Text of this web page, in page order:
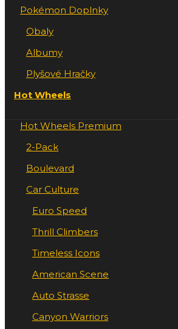
Pokémon Doplnky
Obaly
Albumy
Plyšové Hračky
Hot Wheels
Hot Wheels Premium
2-Pack
Boulevard
Car Culture
Euro Speed
Thrill Climbers
Timeless Icons
American Scene
Auto Strasse
Canyon Warriors